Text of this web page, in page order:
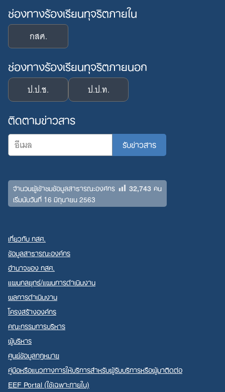
ช่องทางร้องเรียนทุจริตภายใน
กสศ.
ช่องทางร้องเรียนทุจริตภายนอก
ป.ป.ช. ป.ป.ท.
ติดตามข่าวสาร
จำนวนผู้เข้าชมข้อมูลสาธารณะองค์กร 32,743คน
เริ่มนับวันที่ 16 มิถุนายน 2563
เกี่ยวกับ กสศ.
ข้อมูลสาธารณะองค์กร
อำนาจของ กสศ.
แผนกลยุทธ์/แผนการดำเนินงาน
ผลการดำเนินงาน
โครงสร้างองค์กร
คณะกรรมการบริหาร
ผู้บริหาร
ศูนย์ข้อมูลกฎหมาย
คู่มือหรือแนวทางการให้บริการสำหรับผู้รับบริการหรือผู้มาติดต่อ
EEF Portal (ใช้เฉพาะภายใน)